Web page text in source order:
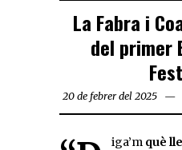
La Fabra i
del primer
20 de febrer del 2025
“Diga’m què